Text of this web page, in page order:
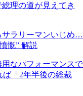
理の道が見えてき
サラリーマンいじめ…
慨” 解説
なパフォーマンスで
「2年半後の総裁